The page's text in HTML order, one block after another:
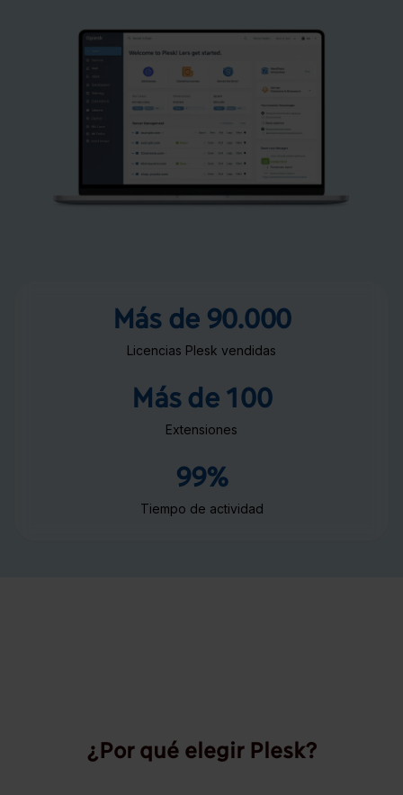
Más de 90.000
Licencias Plesk vendidas
Más de 100
Extensiones
99%
Tiempo de actividad
¿Por qué elegir Plesk?